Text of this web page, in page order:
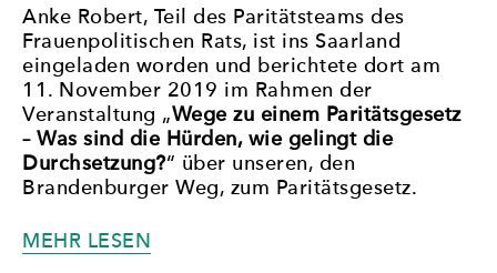
Anke Robert, Teil des Paritätsteams des
Frauenpolitischen Rats, ist ins Saarland
eingeladen worden und berichtete dort am
11. November 2019 im Rahmen der
Veranstaltung „Wege zu einem Paritätsgesetz
– Was sind die Hürden, wie gelingt die
Durchsetzung?“ über unseren, den
Brandenburger Weg, zum Paritätsgesetz.
MEHR LESEN